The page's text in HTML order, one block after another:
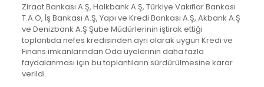
Ziraat Bankası A.Ş, Halkbank A.Ş, Türkiye Vakıflar Bankası
T.A.O, İş Bankası A.Ş, Yapı ve Kredi Bankası A.Ş, Akbank A.Ş
ve Denizbank A.Ş Şube Müdürlerinin iştirak ettiği
toplantıda nefes kredisinden ayrı olarak uygun Kredi ve
Finans imkanlarından Oda üyelerinin daha fazla
faydalanması için bu toplantıların sürdürülmesine karar
verildi.